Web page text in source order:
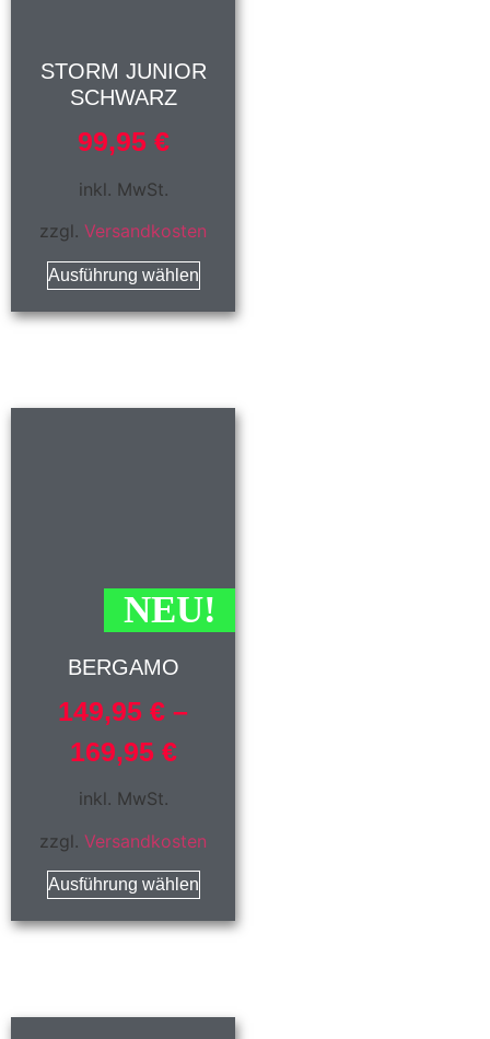
STORM JUNIOR
SCHWARZ
99,95 €
inkl. MwSt.
zzgl.Versandkosten
Ausführung wählen
NEU!
BERGAMO
149,95€ –
169,95 €
inkl. MwSt.
zzgl.Versandkosten
Ausführung wählen